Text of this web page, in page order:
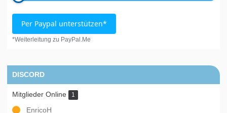
Per Paypal unterstützen*
*Weiterleitung zu PayPal.Me
DISCORD
Mitglieder Online 1
EnricoH